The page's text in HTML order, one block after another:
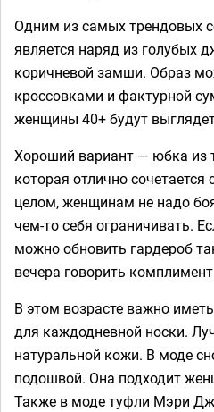
Одним из самых трендовых
является наряд из голубых
коричневой замши. Образ
кроссовками и фактурной
женщины 40+ будут
Хороший вариант — юбка из
которая отлично
целом, женщинам не надо
чем-то себя ограничивать.
можно обновить гардероб
вечера говорить
В этом возрасте важно
для каждодневной носки.
натуральной кожи. В моде
подошвой. Она подходит
Также в моде туфли Мэри